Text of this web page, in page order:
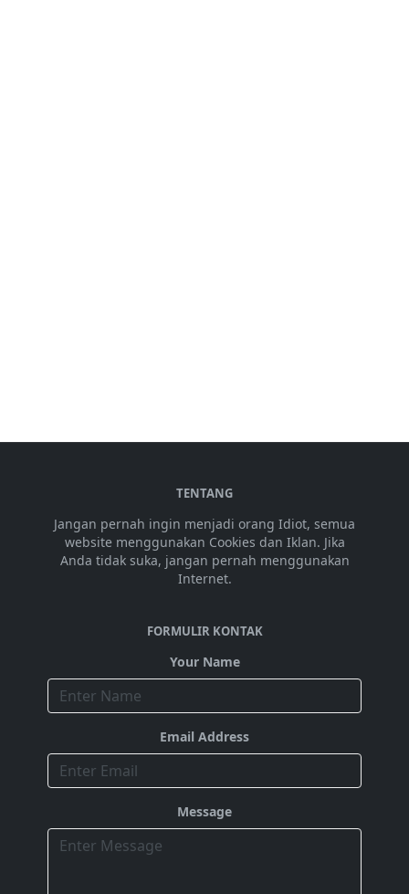
TENTANG
Jangan pernah ingin menjadi orang Idiot, semua
website menggunakan Cookies dan Iklan. Jika
Anda tidak suka, jangan pernah menggunakan
Internet.
FORMULIR KONTAK
Your Name
Email Address
Message